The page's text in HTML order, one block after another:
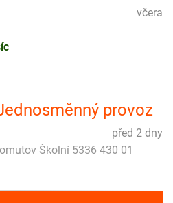
včera
provoz
před 2 dny
Školní 5336 430 01